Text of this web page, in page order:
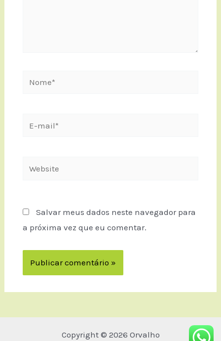
Salvar meus dados neste navegador para
a próxima vez que eu comentar.
Copyright © 2026 Orvalho